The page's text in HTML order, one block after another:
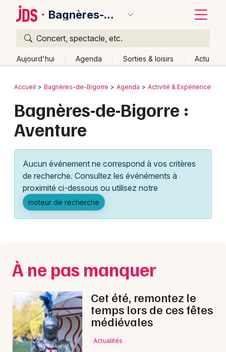
Bagnères-de-Bigorre
Concert, spectacle, etc.
Aujourd'hui Agenda Sorties & loisirs Actu
Publier un événement
Grands événements
Activité & Expérience
Manifestations
Foires & salons
Concerts
Sports
Soirées
Sorties famille
Bordeaux
Colmar
Lille
Lyon
Marseille
Mulhouse
Nice
Paris
Strasbourg
Toulouse
Retour
Accueil Bagnères-de-Bigorre Agenda Activité & Expérience
Bagnères-de-Bigorre :
Aventure
Aucun événement ne correspond à vos critères
de recherche. Consultez les événéments à
proximité ci-dessous ou utilisez notre
moteur de recherche
À ne pas manquer
Cet été, remontez le
temps lors de ces fêtes
médiévales
Actualités
Quoi ?
Où ?
Hautes-Pyrénées (65)
Midi-Pyrénées
Partout
Près de moi
Changer de lieu
Quand ?
Effacer les dates
Aujourd'hui
Demain Ce week-end Autre